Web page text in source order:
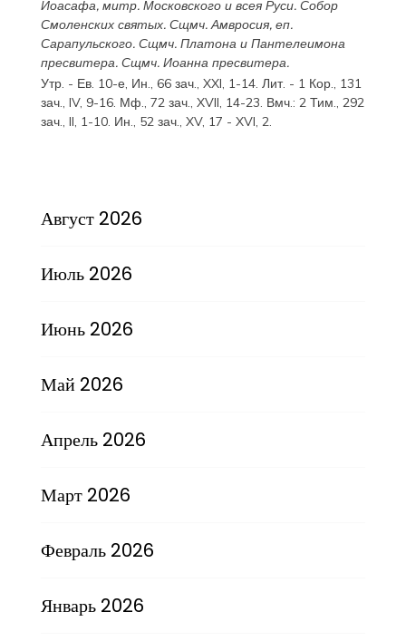
Иоасафа, митр. Московского и всея Руси. Собор
Смоленских святых. Сщмч.Амвросия, еп.
Сарапульского. Сщмч. Платонаи Пантелеимона
пресвитера. Сщмч. Иоаннапресвитера.
Утр. - Ев. 10-е, Ин., 66 зач., XXI, 1-14. Лит. - 1 Кор., 131
зач., IV, 9-16. Мф., 72 зач., XVII, 14-23. Вмч.: 2 Тим., 292
зач., II, 1-10. Ин., 52 зач., XV, 17 - XVI, 2.
Август 2026
Июль 2026
Июнь 2026
Май 2026
Апрель 2026
Март 2026
Февраль 2026
Январь 2026